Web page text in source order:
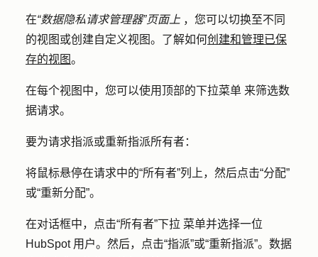
在“数据隐私请求管理器”页面上 ，您可以切换至不同
的视图或创建自定义视图。了解如何创建和管理已保
存的视图。
在每个视图中，您可以使用 顶部的下拉菜单 来筛选数
据请求。
要为请求指派或重新指派所有者：
将鼠标悬停在请求中的“所有者”列 上，然后点击“分配”
或“重新分配”。
在对话框中，点击“所有者”下拉 菜单并选择一位
HubSpot 用户。然后，点击“指派”或“重新指派”。数据